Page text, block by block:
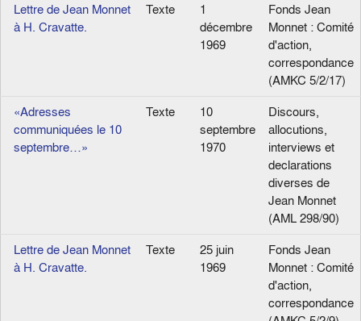
Lettre de Jean Monnet
à H. Cravatte.
Texte
1
décembre
1969
Fonds Jean
Monnet : Comité
d'action,
correspondance
(AMKC 5/2/17)
«Adresses
communiquées le 10
septembre…»
Texte
10
septembre
1970
Discours,
allocutions,
interviews et
declarations
diverses de
Jean Monnet
(AML 298/90)
Lettre de Jean Monnet
à H. Cravatte.
Texte
25 juin
1969
Fonds Jean
Monnet : Comité
d'action,
correspondance